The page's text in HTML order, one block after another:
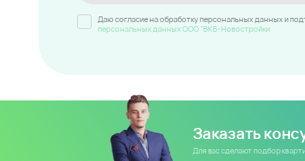
Даю согласие на обработку персональных данных и
персональных данных ООО "ВКБ-Новостройки
Заказать
Для вас сделают подбор